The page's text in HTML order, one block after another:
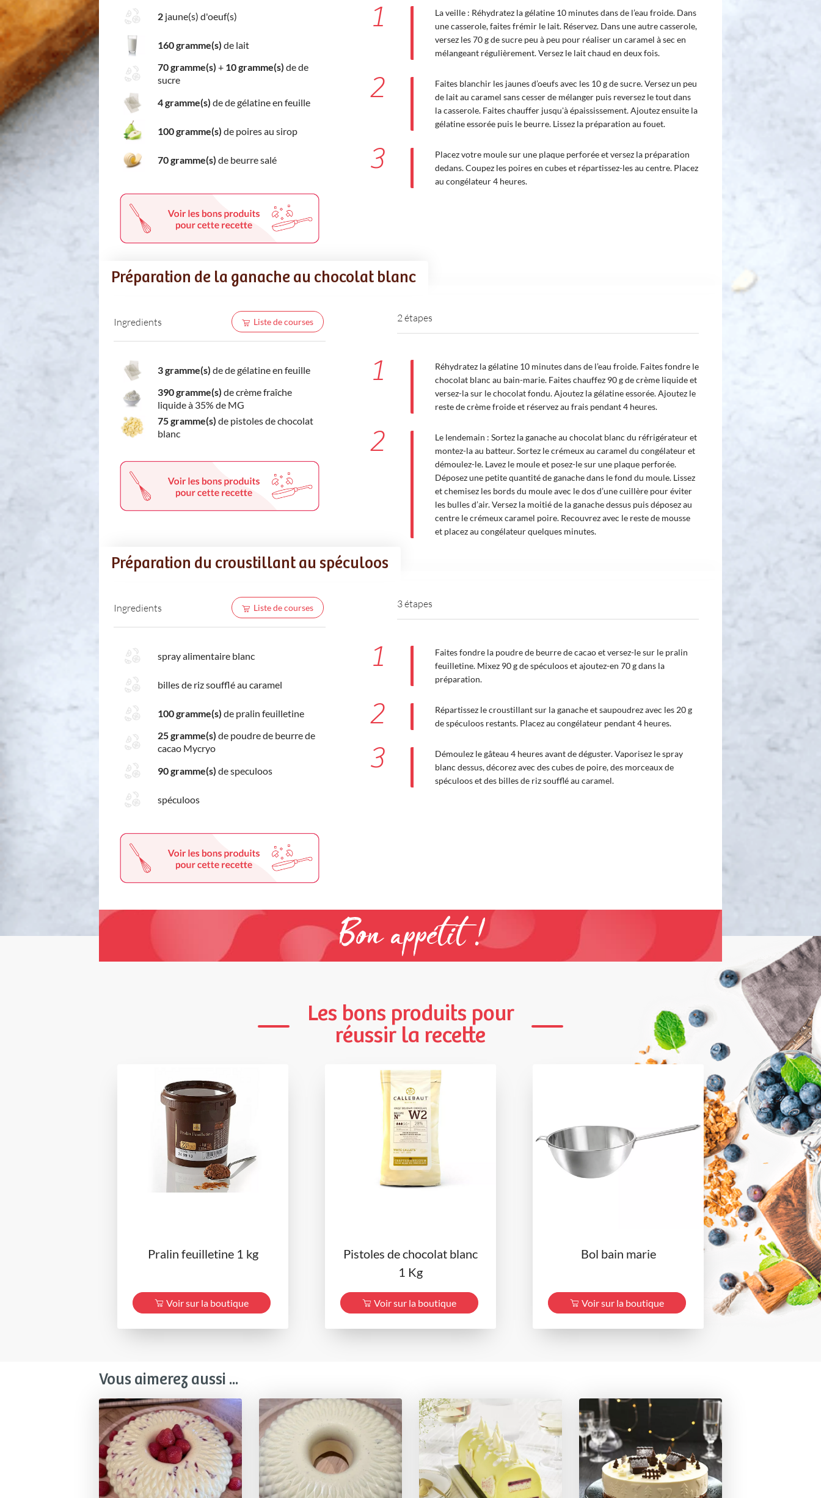
2 jaune(s) d'oeuf(s)
160 gramme(s) de lait
70 gramme(s) + 10 gramme(s) de de
sucre
4 gramme(s) de de gélatine en feuille
100 gramme(s) de poires au sirop
70 gramme(s) de beurre salé
1
La veille : Réhydratez la gélatine 10 minutes dans de l’eau froide. Dans
une casserole, faites frémir le lait. Réservez. Dans une autre casserole,
versez les 70 g de sucre peu à peu pour réaliser un caramel à sec en
mélangeant régulièrement. Versez le lait chaud en deux fois.
2
Faites blanchir les jaunes d’oeufs avec les 10 g de sucre. Versez un peu
de lait au caramel sans cesser de mélanger puis reversez le tout dans
la casserole. Faites chauffer jusqu'à épaississement. Ajoutez ensuite la
gélatine essorée puis le beurre. Lissez la préparation au fouet.
3
Placez votre moule sur une plaque perforée et versez la préparation
dedans. Coupez les poires en cubes et répartissez-les au centre. Placez
au congélateur 4 heures.
Préparation de la ganache au chocolat blanc
Ingredients Liste de courses
3 gramme(s) de de gélatine en feuille
390 gramme(s) de crème fraîche
liquide à 35% de MG
75 gramme(s) de pistoles de chocolat
blanc
2 étapes
1
Réhydratez la gélatine 10 minutes dans de l’eau froide. Faites fondre le
chocolat blanc au bain-marie. Faites chauffez 90 g de crème liquide et
versez-la sur le chocolat fondu. Ajoutez la gélatine essorée. Ajoutez le
reste de crème froide et réservez au frais pendant 4 heures.
2
Le lendemain : Sortez la ganache au chocolat blanc du réfrigérateur et
montez-la au batteur. Sortez le crémeux au caramel du congélateur et
démoulez-le. Lavez le moule et posez-le sur une plaque perforée.
Déposez une petite quantité de ganache dans le fond du moule. Lissez
et chemisez les bords du moule avec le dos d’une cuillère pour éviter
les bulles d’air. Versez la moitié de la ganache dessus puis déposez au
centre le crémeux caramel poire. Recouvrez avec le reste de mousse
et placez au congélateur quelques minutes.
Préparation du croustillant au spéculoos
Ingredients Liste de courses
spray alimentaire blanc
billes de riz soufflé au caramel
100 gramme(s) de pralin feuilletine
25 gramme(s) de poudre de beurre de
cacao Mycryo
90 gramme(s) de speculoos
spéculoos
3 étapes
1
Faites fondre la poudre de beurre de cacao et versez-le sur le pralin
feuilletine. Mixez 90 g de spéculoos et ajoutez-en 70 g dans la
préparation.
2
Répartissez le croustillant sur la ganache et saupoudrez avec les 20 g
de spéculoos restants. Placez au congélateur pendant 4 heures.
3
Démoulez le gâteau 4 heures avant de déguster. Vaporisez le spray
blanc dessus, décorez avec des cubes de poire, des morceaux de
spéculoos et des billes de riz soufflé au caramel.
Bon appétit !
Les bons produits pour
réussir la recette
Pralin feuilletine 1 kg
Voir sur la boutique
Pistoles de chocolat blanc
1 Kg
Voir sur la boutique
Bol bain marie
Voir sur la boutique
Vous aimerez aussi ...